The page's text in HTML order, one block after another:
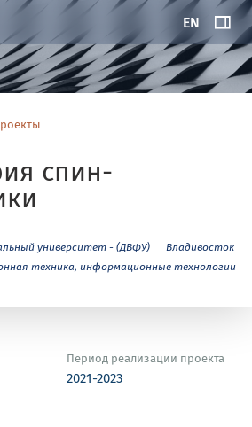
EN
спин-
университет - (ДВФУ)
Владивосток
техника, информационные технологии
Период реализации проекта
2021-2023